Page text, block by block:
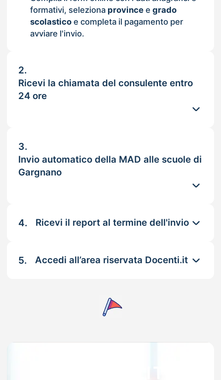
formativi, seleziona provincee grado
scolasticoe completa il pagamento per
avviare l'invio.
2.
Ricevi la chiamata del consulente entro
24 ore
3.
Invio automatico della MAD alle scuole di
Gargnano
4. Ricevi il report al termine dell'invio
5. Accedi all’area riservata Docenti.it